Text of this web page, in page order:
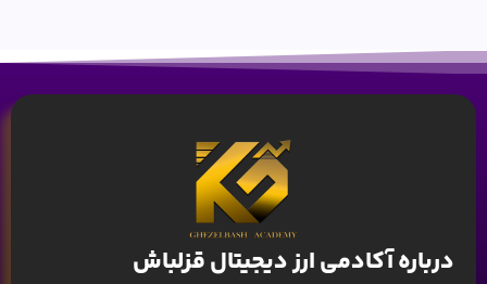
درباره آکادمی ارز دیجیتال قزلباش